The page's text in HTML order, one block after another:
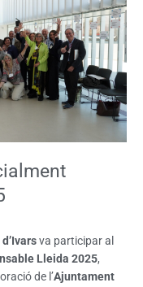
va participar al
Lleida 2025,
de l’Ajuntament